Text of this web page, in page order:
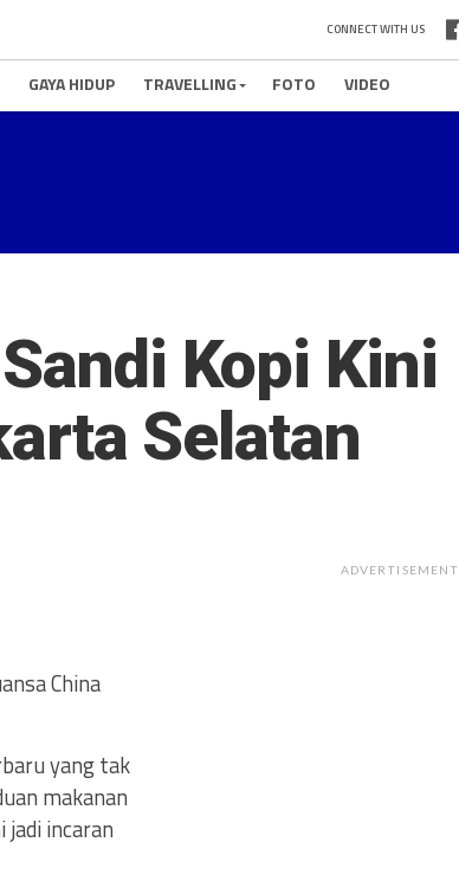
CONNECT WITH US
GAYA HIDUP TRAVELLING FOTO VIDEO
Kopi Kini
Selatan
China
yang tak
makanan
jadi incaran
ADVERTISEMENT